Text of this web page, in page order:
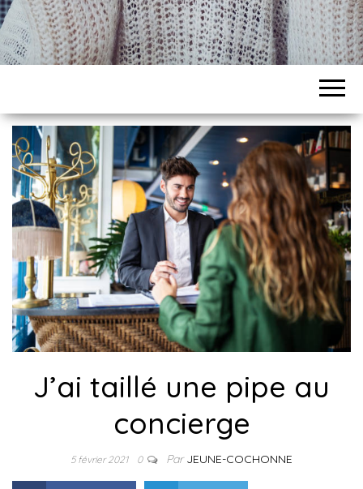
J’ai taillé une pipe au
concierge
5 février 2021 0 ParJEUNE-COCHONNE